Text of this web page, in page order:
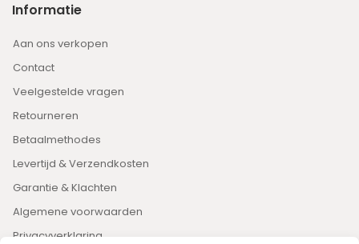
Informatie
Aan ons verkopen
Contact
Veelgestelde vragen
Retourneren
Betaalmethodes
Levertijd & Verzendkosten
Garantie & Klachten
Algemene voorwaarden
Privacyverklaring